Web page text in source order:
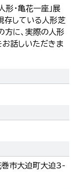
形・亀花一座」展
存している人形芝
方に、実際の人形
話しいただきま
巻市大迫町大迫3-